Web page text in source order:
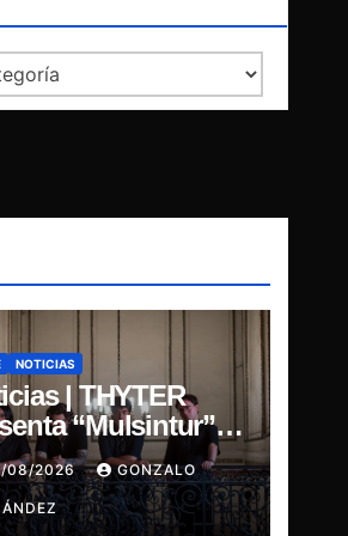
NOTICIAS
| THYTER
“Mulsintur”,
de
power metal
en Tomás
08/2026 GONZALO